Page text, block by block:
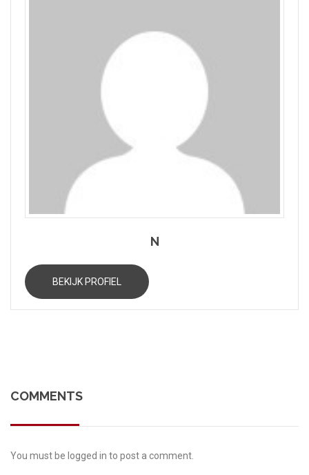
N
BEKIJK PROFIEL
COMMENTS
You must be logged in to post a comment.